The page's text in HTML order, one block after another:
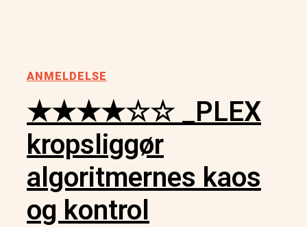
ANMELDELSE
★★★★☆☆ _PLEX
kropsliggør
algoritmernes kaos
og kontrol